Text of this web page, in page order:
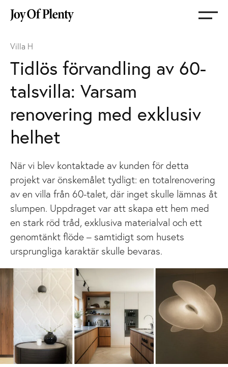
Gå
till
Villa H
Tidlös förvandling av 60-
talsvilla: Varsam
renovering med exklusiv
helhet
När vi blev kontaktade av kunden för detta
projekt var önskemålet tydligt: en totalrenovering
av en villa från 60-talet, där inget skulle lämnas åt
slumpen. Uppdraget var att skapa ett hem med
en stark röd tråd, exklusiva materialval och ett
genomtänkt flöde – samtidigt som husets
ursprungliga karaktär skulle bevaras.